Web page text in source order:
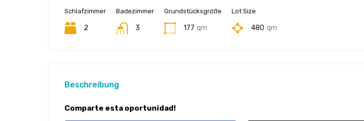
Schlafzimmer
2
Badezimmer
3
Grundstücksgröße
177 qm
Lot Size
480 qm
Beschreibung
Comparte esta oportunidad!